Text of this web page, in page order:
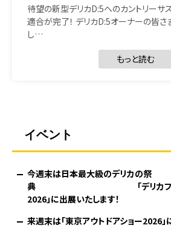
待望の新型デリカD:5へのカントリーサ
適合が完了！ デリカD:5オーナーの皆さ
し…
もっと読む
イベント
今週末は日本最大級のデリカの祭
典 「デリカファンミ
2026」に出展いたします！
来週末は「東京アウトドアショー2026」